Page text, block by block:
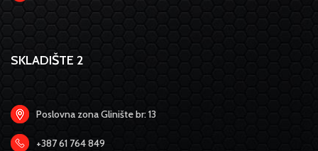
SKLADIŠTE 2
Poslovna zona Glinište br: 13
+387 61 764 849